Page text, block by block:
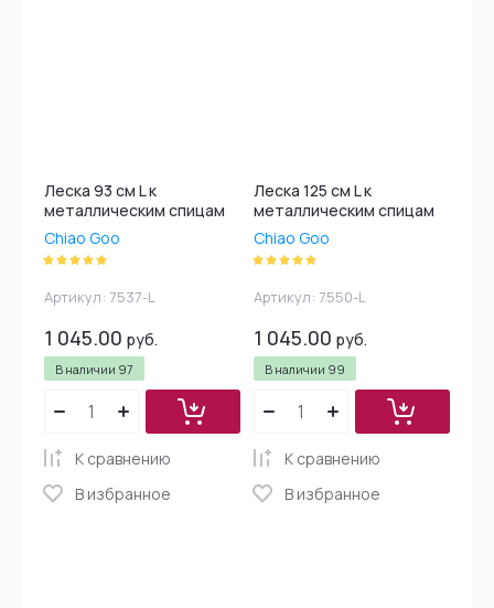
Леска 93 см L к
металлическим спицам
Chiao Goo
Артикул: 7537-L
В наличии 97
1 045.00 руб.
К сравнению
В избранное
Леска 125 см L к
металлическим спицам
Chiao Goo
Артикул: 7550-L
В наличии 99
1 045.00 руб.
К сравнению
В избранное